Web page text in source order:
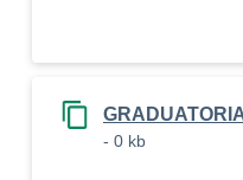
- 0 kb